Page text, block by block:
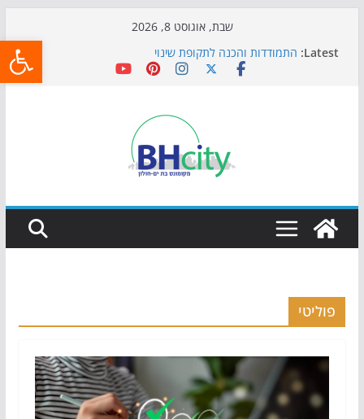
שבת, אוגוסט 8, 2026
Latest: התמודדות והכנה לתקופת שינוי
אי ההרפתקאות ממשיך לכבוש את הגינות: מאות משפחות
כדורגל באווירה מיוחדת: הקרנת גמר המונדיאל בטרמינל
הקיץ של בני הנוער בבת־ים: חוף הריביירה הופך למרחב
בטוח בשעות הערב
פוליטי